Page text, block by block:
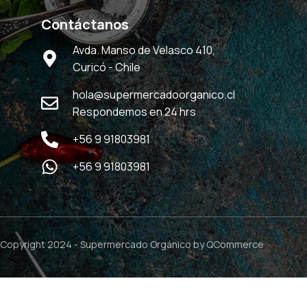
Contáctanos
Avda. Manso de Velasco 410,
Curicó - Chile
hola@supermercadoorganico.cl
Respondemos en 24 hrs
+56 9 91803981
+56 9 91803981
Copyright 2024 -Supermercado Orgánicoby QCommerce